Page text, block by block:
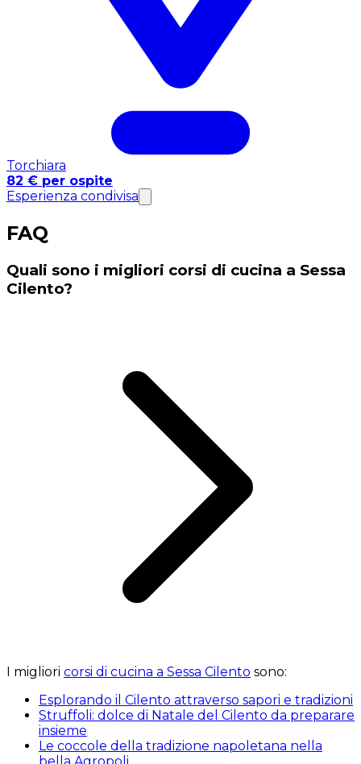
Torchiara
82 € per ospite
Esperienza condivisa
FAQ
Quali sono i migliori corsi di cucina a Sessa
Cilento?
I migliori corsi di cucina a Sessa Cilento sono:
Esplorando il Cilento attraverso sapori e tradizioni
Struffoli: dolce di Natale del Cilento da preparare
insieme
Le coccole della tradizione napoletana nella